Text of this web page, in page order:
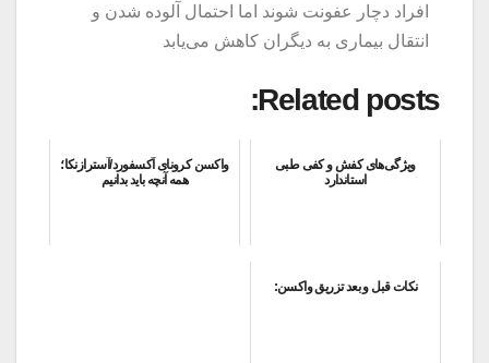
افراد دچار عفونت شوند اما احتمال آلوده شدن و
انتقال بیماری به دیگران کاهش می‌یابد
Related posts:
ویژگی‌های کفش و کفی طبی
استاندارد
واکسن کرونای آکسفورد/آسترازنکا؛
همه آنچه باید بدانیم
نکات قبل و بعد تزریق واکسن: